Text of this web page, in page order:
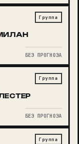
Группа
БЕЗ ПРОГНОЗА
Группа
БЕЗ ПРОГНОЗА
Группа